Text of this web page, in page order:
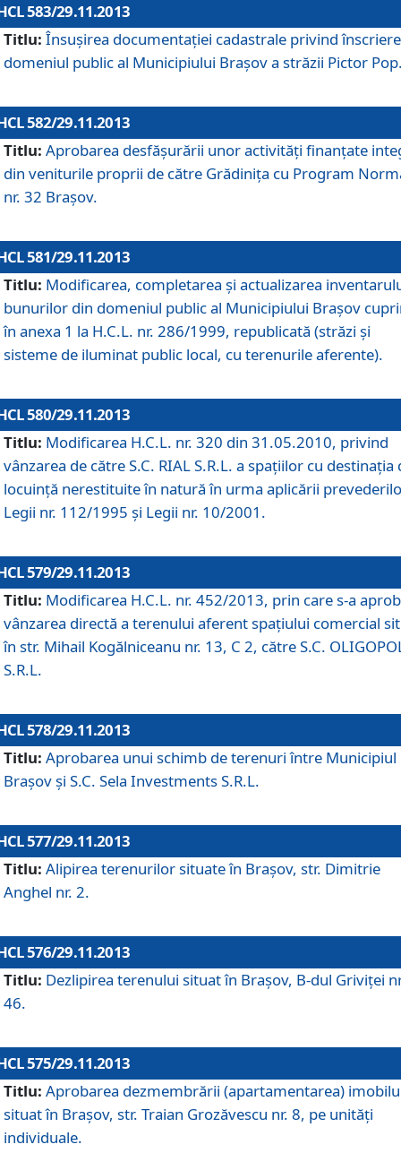
583/29.11.2013
Titlu: Însuşirea documentaţiei cadastrale privind
domeniul public al Municipiului Braşov a străzii Pictor
582/29.11.2013
Titlu: Aprobarea desfăşurării unor activităţi finanţate
din veniturile proprii de către Grădiniţa cu Program
nr. 32 Braşov.
581/29.11.2013
Titlu: Modificarea, completarea şi actualizarea
bunurilor din domeniul public al Municipiului Braşov
în anexa 1 la H.C.L. nr. 286/1999, republicată (străzi şi
sisteme de iluminat public local, cu terenurile aferente).
580/29.11.2013
Titlu: Modificarea H.C.L. nr. 320 din 31.05.2010, privind
vânzarea de către S.C. RIAL S.R.L. a spaţiilor cu destinaţia
locuinţă nerestituite în natură în urma aplicării
Legii nr. 112/1995 şi Legii nr. 10/2001.
579/29.11.2013
Titlu: Modificarea H.C.L. nr. 452/2013, prin care s-a
vânzarea directă a terenului aferent spaţiului comercial
în str. Mihail Kogălniceanu nr. 13, C 2, către S.C.
S.R.L.
578/29.11.2013
Titlu: Aprobarea unui schimb de terenuri între Municipiul
Braşov şi S.C. Sela Investments S.R.L.
577/29.11.2013
Titlu: Alipirea terenurilor situate în Braşov, str. Dimitrie
Anghel nr. 2.
576/29.11.2013
Titlu: Dezlipirea terenului situat în Braşov, B-dul Griviţei
46.
575/29.11.2013
Titlu: Aprobarea dezmembrării (apartamentarea)
situat în Braşov, str. Traian Grozăvescu nr. 8, pe unităţi
individuale.